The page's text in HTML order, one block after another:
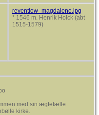
reventlow_magdalene.jpg
* 1546 m. Henrik Holck (abt
1515-1579)
med sin ægtefælle
kirke.